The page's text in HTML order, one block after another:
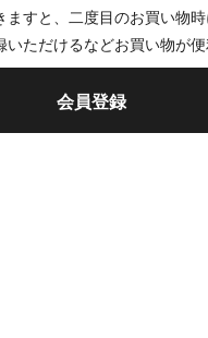
すと、二度目のお買い物時
ただけるなどお買い物が便
会員登録